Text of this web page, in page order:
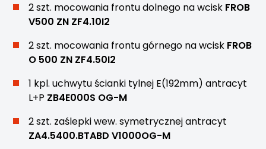
2 szt. mocowania frontu dolnego na wcisk FROB
V500 ZN ZF4.10I2
2 szt. mocowania frontu górnego na wcisk FROB
O 500 ZN ZF4.50I2
1 kpl. uchwytu ścianki tylnej E(192mm) antracyt
L+P ZB4E000S OG-M
2 szt. zaślepki wew. symetrycznej antracyt
ZA4.5400.BTABD V1000OG-M